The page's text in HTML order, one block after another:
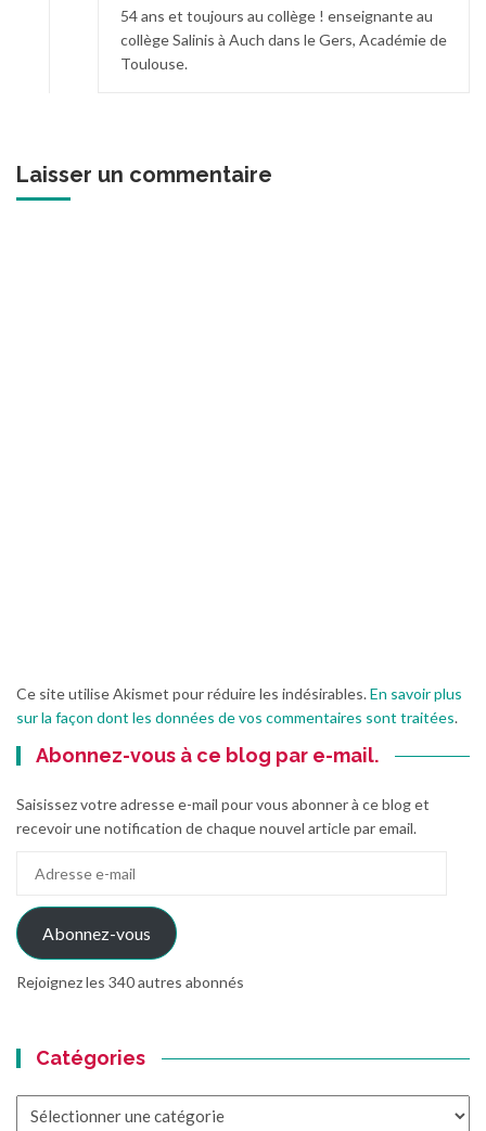
54 ans et toujours au collège ! enseignante au
collège Salinis à Auch dans le Gers, Académie de
Toulouse.
Laisser un commentaire
Ce site utilise Akismet pour réduire les indésirables.En savoir plus
sur la façon dont les données de vos commentaires sont traitées.
Abonnez-vous à ce blog par e-mail.
Saisissez votre adresse e-mail pour vous abonner à ce blog et
recevoir une notification de chaque nouvel article par email.
mail
Abonnez-vous
Rejoignez les 340 autres abonnés
Catégories